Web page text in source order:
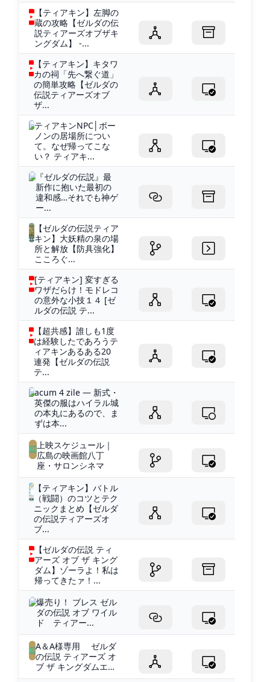
【ティアキン】左脚の
蔵の攻略【ゼルダの伝
説ティアーズオブザキ
ングダム】 -...
【ティアキン】キタワ
カの祠「先へ繋ぐ道」
の簡単攻略【ゼルダの
伝説ティアーズオブ
ザ...
ティアキンNPC│ボー
ノンの居場所につい
て。なぜ帰ってこな
い？ ティアキ...
『ゼルダの伝説』最
新作に抱いた最初の
違和感…それでも神ゲ
ー...
【ゼルダの伝説ティア
キン】大妖精の泉の場
所と解放【防具強化】
こころぐ...
[ティアキン] 変すぎる
ワザだらけ！モドレコ
の意外な小技１４ [ゼ
ルダの伝説 テ...
【超共感】誰しも1度
は経験したであろうテ
ィアキンあるある20
連発【ゼルダの伝説
テ...
acum 4 zile — 新式・
英傑の服はハイラル城
の本丸にあるので、ま
ずは本...
上映スケジュール｜
広島の映画館八丁
座・サロンシネマ
【ティアキン】バトル
（戦闘）のコツとテク
ニックまとめ【ゼルダ
の伝説ティアーズオ
ブ...
【ゼルダの伝説 ティ
アーズ オブ ザ キング
ダム】ゾーラよ！私は
帰ってきたァ！...
爆売り！ ブレス ゼル
ダの伝説 オブ ワイル
ド ティアー...
A＆A様専用 ゼルダ
の伝説 ティアーズ オ
ブ ザ キングダムエ…